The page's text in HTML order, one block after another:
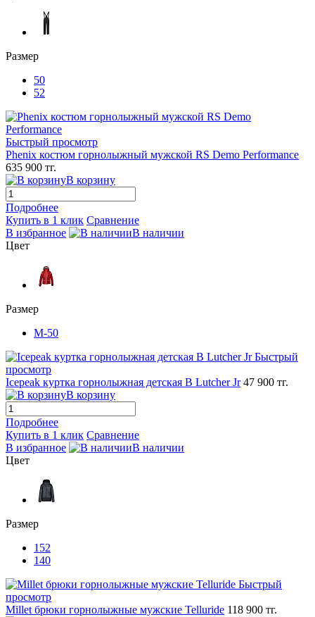
Размер
50
52
Быстрый просмотр
Phenix костюм горнолыжный мужской RS Demo Performance
635 900 тг.
В корзину
Подробнее
Купить в 1 клик Сравнение
В избранное
В наличии
Цвет
Размер
M-50
Быстрый
просмотр
Icepeak куртка горнолыжная детская B Lutcher Jr 47 900 тг.
В корзину
Подробнее
Купить в 1 клик Сравнение
В избранное
В наличии
Цвет
Размер
152
140
Быстрый
просмотр
Millet брюки горнолыжные мужские Telluride 118 900 тг.